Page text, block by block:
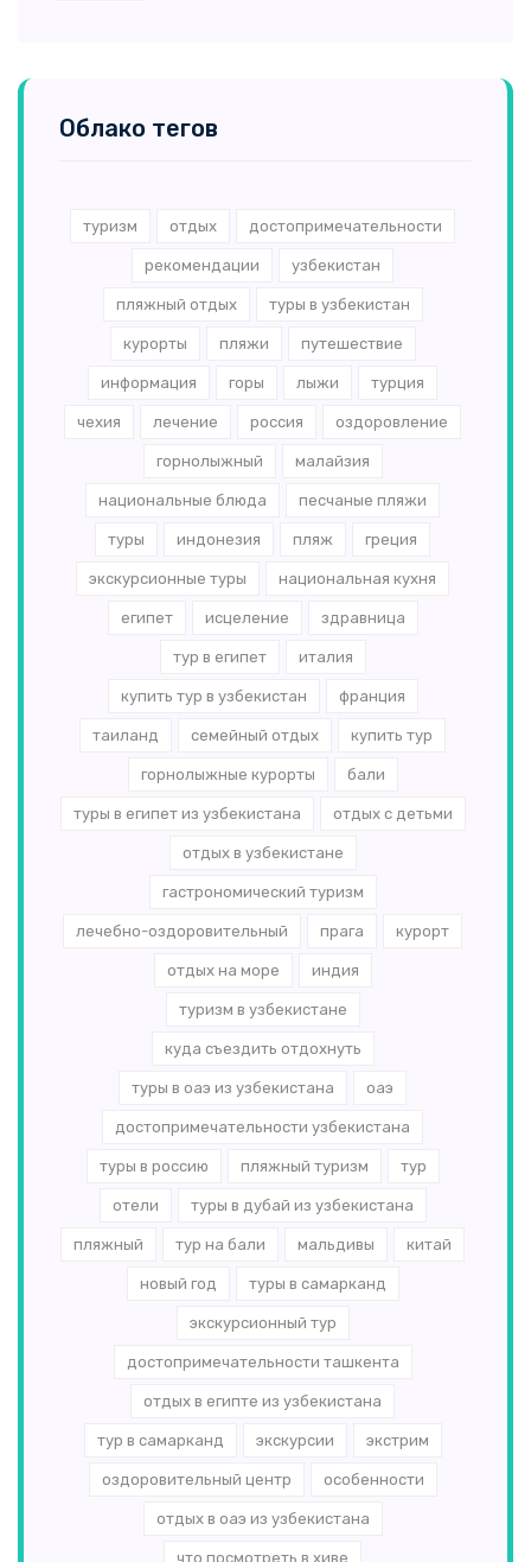
Облако тегов
туризм отдых достопримечательности
рекомендации узбекистан
пляжный отдых туры в узбекистан
курорты пляжи путешествие
информация горы лыжи турция
чехия лечение россия оздоровление
горнолыжный малайзия
национальные блюда песчаные пляжи
туры индонезия пляж греция
экскурсионные туры национальная кухня
египет исцеление здравница
тур в египет италия
купить тур в узбекистан франция
таиланд семейный отдых купить тур
горнолыжные курорты бали
туры в египет из узбекистана отдых с детьми
отдых в узбекистане
гастрономический туризм
лечебно-оздоровительный прага курорт
отдых на море индия
туризм в узбекистане
куда съездить отдохнуть
туры в оаэ из узбекистана оаэ
достопримечательности узбекистана
туры в россию пляжный туризм тур
отели туры в дубай из узбекистана
пляжный тур на бали мальдивы китай
новый год туры в самарканд
экскурсионный тур
достопримечательности ташкента
отдых в египте из узбекистана
тур в самарканд экскурсии экстрим
оздоровительный центр особенности
отдых в оаэ из узбекистана
что посмотреть в хиве